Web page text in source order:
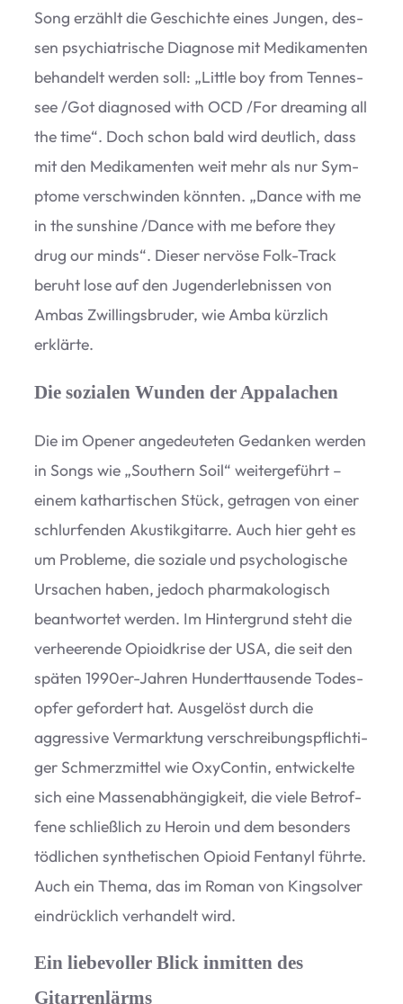
Song erzählt die Geschichte eines Jun­gen, des­
sen psych­ia­tri­sche Dia­gnose mit Medi­ka­men­ten
behan­delt wer­den soll: „Little boy from Ten­nes­
see /​Got dia­gno­sed with OCD /​For dre­a­ming all
the time“. Doch schon bald wird deut­lich, dass
mit den Medi­ka­men­ten weit mehr als nur Sym­
ptome ver­schwin­den könn­ten. „Dance with me
in the suns­hine /​Dance with me before they
drug our minds“. Die­ser ner­vöse Folk-Track
beruht lose auf den Jugend­er­leb­nis­sen von
Ambas Zwil­lings­bru­der, wie Amba kürz­lich
erklärte.
Die sozialen Wunden der Appalachen
Die im Ope­ner ange­deu­te­ten Gedan­ken wer­den
in Songs wie „Sou­thern Soil“ wei­ter­ge­führt –
einem kathar­ti­schen Stück, getra­gen von einer
schlur­fen­den Akus­tik­gi­tarre. Auch hier geht es
um Pro­bleme, die soziale und psy­cho­lo­gi­sche
Ursa­chen haben, jedoch phar­ma­ko­lo­gisch
beant­wor­tet wer­den. Im Hin­ter­grund steht die
ver­hee­rende Opio­id­krise der USA, die seit den
spä­ten 1990er-Jah­ren Hun­dert­tau­sende Todes­
op­fer gefor­dert hat. Aus­ge­löst durch die
aggres­sive Ver­mark­tung ver­schrei­bungs­pflich­ti­
ger Schmerz­mit­tel wie Oxy­Con­tin, ent­wi­ckelte
sich eine Mas­sen­ab­hän­gig­keit, die viele Betrof­
fene schließ­lich zu Heroin und dem beson­ders
töd­li­chen syn­the­ti­schen Opioid Fen­ta­nyl führte.
Auch ein Thema, das im Roman von King­sol­ver
ein­drück­lich ver­han­delt wird.
Ein liebevoller Blick inmitten des
Gitarrenlärms